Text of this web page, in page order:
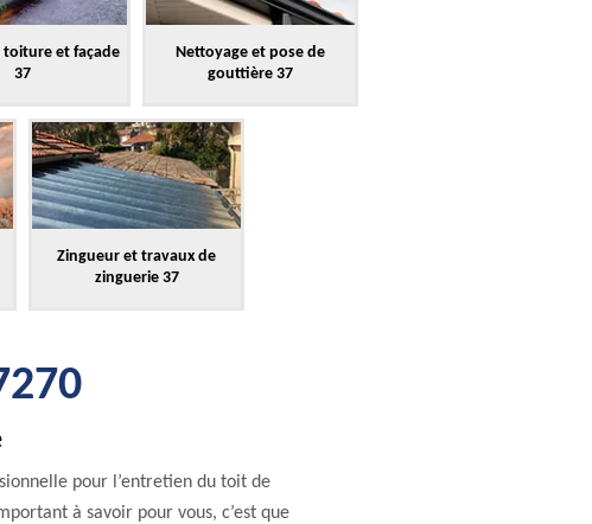
toiture et façade
37
Nettoyage et pose de
gouttière 37
Zingueur et travaux de
zinguerie 37
pour l’entretien du toit de
à savoir pour vous, c’est que